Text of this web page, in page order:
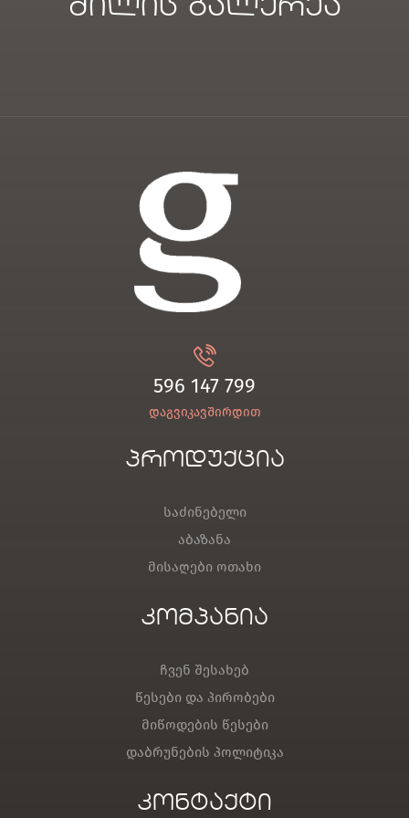
ძილის გალერეა
596 147 799
დაგვიკავშირდით
პროდუქცია
საძინებელი
აბაზანა
მისაღები ოთახი
კომპანია
ჩვენ შესახებ
წესები და პირობები
მიწოდების წესები
დაბრუნების პოლიტიკა
კონტაქტი